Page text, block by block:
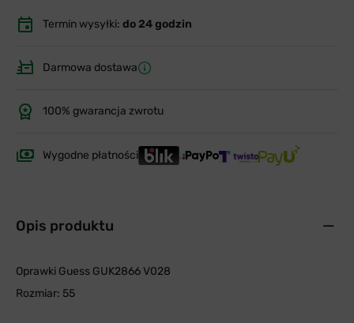
Termin wysyłki: do 24 godzin
Darmowa dostawa
100% gwarancja zwrotu
Wygodne płatności
Opis produktu
Oprawki Guess GUK2866 V028
Rozmiar: 55